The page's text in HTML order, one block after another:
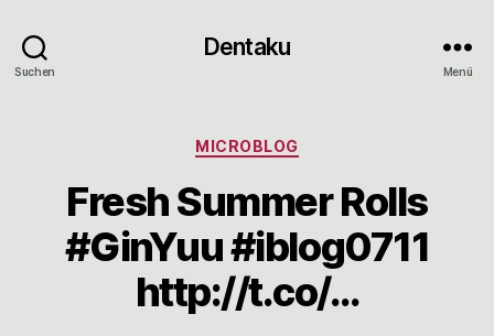
Suchen
Dentaku
Menü
Kategorien
MICROBLOG
Fresh Summer Rolls
#GinYuu #iblog0711
http://t.co/…